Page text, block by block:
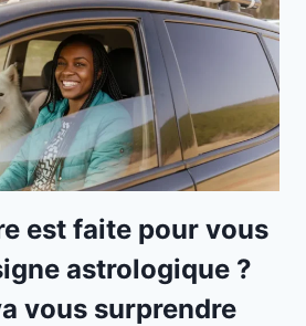
est faite pour vous
astrologique ?
vous surprendre